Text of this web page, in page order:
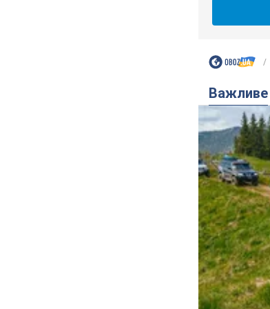
Важливе